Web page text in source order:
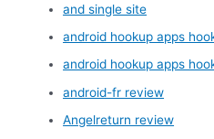
and single site
android hookup apps
android hookup apps
android-fr review
Angelreturn review